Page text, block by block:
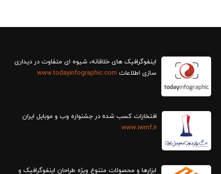
سازی اطلاعات www.todayinfographic.com
افتخارات کسب شده در جشنواره وب و موبایل ایران
www.iwmf.ir
ابزارها و محصولات متنوع ویژه طراحان اینفوگرافیک و